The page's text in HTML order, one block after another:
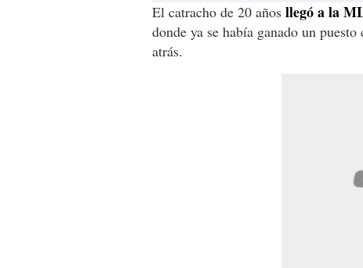
El catracho de 20 años llegó a la
donde ya se había ganado un
atrás.